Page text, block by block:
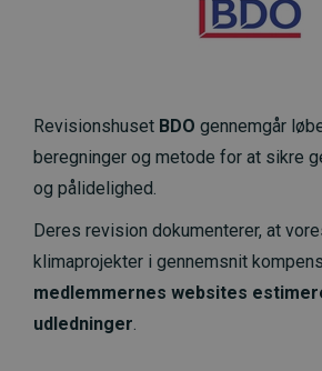
Revisionshuset BDO gennemgår
beregninger og metode for at sikre
og pålidelighed.
Deres revision dokumenterer, at
klimaprojekter i gennemsnit
medlemmernes websites
udledninger.